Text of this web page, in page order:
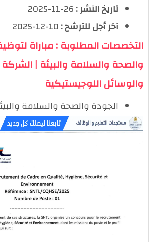
تاريخ النشر :26-11-2025
آخر أجل للترشح :10-12-2025
التخصصات المطلوبة : مباراة
والصحة والسلامة والبيئة | الشركة
والوسائل اللوجيستيكية
الجودة والصحة والسلامة والبيئة